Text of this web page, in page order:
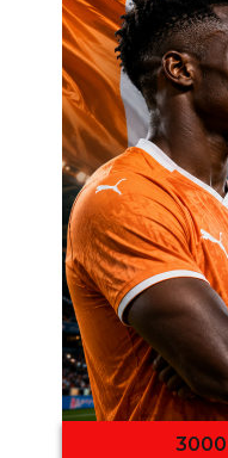
3000